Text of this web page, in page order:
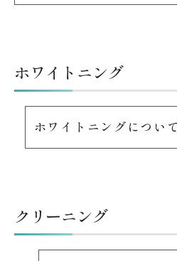
ホワイトニング
ホワイトニングについ
クリーニング